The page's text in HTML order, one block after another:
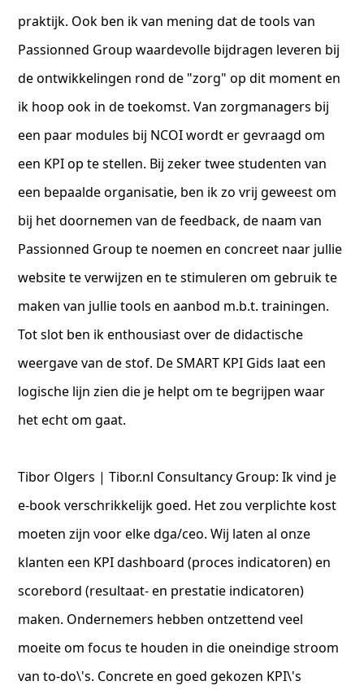
praktijk. Ook ben ik van mening dat de tools van
Passionned Group waardevolle bijdragen leveren bij
de ontwikkelingen rond de "zorg" op dit moment en
ik hoop ook in de toekomst. Van zorgmanagers bij
een paar modules bij NCOI wordt er gevraagd om
een KPI op te stellen. Bij zeker twee studenten van
een bepaalde organisatie, ben ik zo vrij geweest om
bij het doornemen van de feedback, de naam van
Passionned Group te noemen en concreet naar jullie
website te verwijzen en te stimuleren om gebruik te
maken van jullie tools en aanbod m.b.t. trainingen.
Tot slot ben ik enthousiast over de didactische
weergave van de stof. De SMART KPI Gids laat een
logische lijn zien die je helpt om te begrijpen waar
het echt om gaat.
Tibor Olgers | Tibor.nl Consultancy Group: Ik vind je
e-book verschrikkelijk goed. Het zou verplichte kost
moeten zijn voor elke dga/ceo. Wij laten al onze
klanten een KPI dashboard (proces indicatoren) en
scorebord (resultaat- en prestatie indicatoren)
maken. Ondernemers hebben ontzettend veel
moeite om focus te houden in die oneindige stroom
van to-do\'s. Concrete en goed gekozen KPI\'s